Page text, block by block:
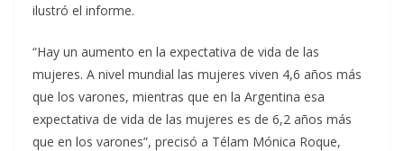
ilustró el informe.
“Hay un aumento en la expectativa de vida de las
mujeres. A nivel mundial las mujeres viven 4,6 años más
que los varones, mientras que en la Argentina esa
expectativa de vida de las mujeres es de 6,2 años más
que en los varones”, precisó a Télam Mónica Roque,